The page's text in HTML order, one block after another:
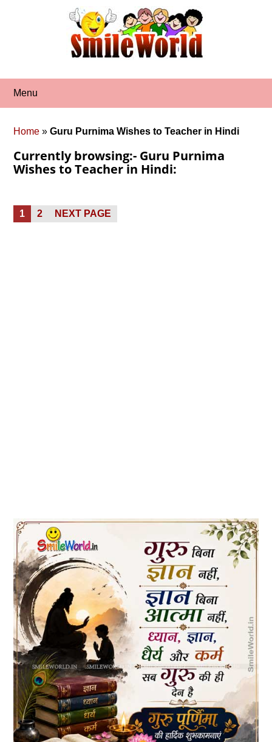
Menu
Home »Guru Purnima Wishes to Teacher in Hindi
Currently browsing:- Guru Purnima
Wishes to Teacher in Hindi:
Posts
pagination
PAGE
1 PAGE
2 NEXT PAGE